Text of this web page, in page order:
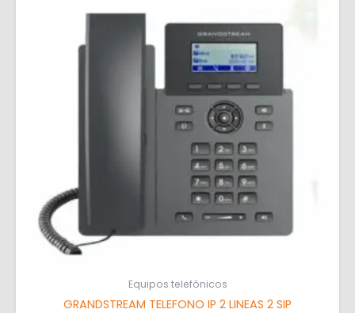
Equipos telefónicos
GRANDSTREAM TELEFONO IP 2 LINEAS 2 SIP